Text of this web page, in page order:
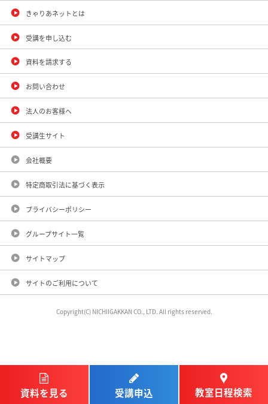
きゃりあネットとは
受講を申し込む
資料を請求する
お問い合わせ
法人のお客様へ
受講生サイト
会社概要
特定商取引法に基づく表示
プライバシーポリシー
グループサイト一覧
サイトマップ
サイトのご利用について
Copyright(C) NICHIIGAKKAN CO., LTD. All rights reserved.
資料を見る 受講申込 教室日程検索